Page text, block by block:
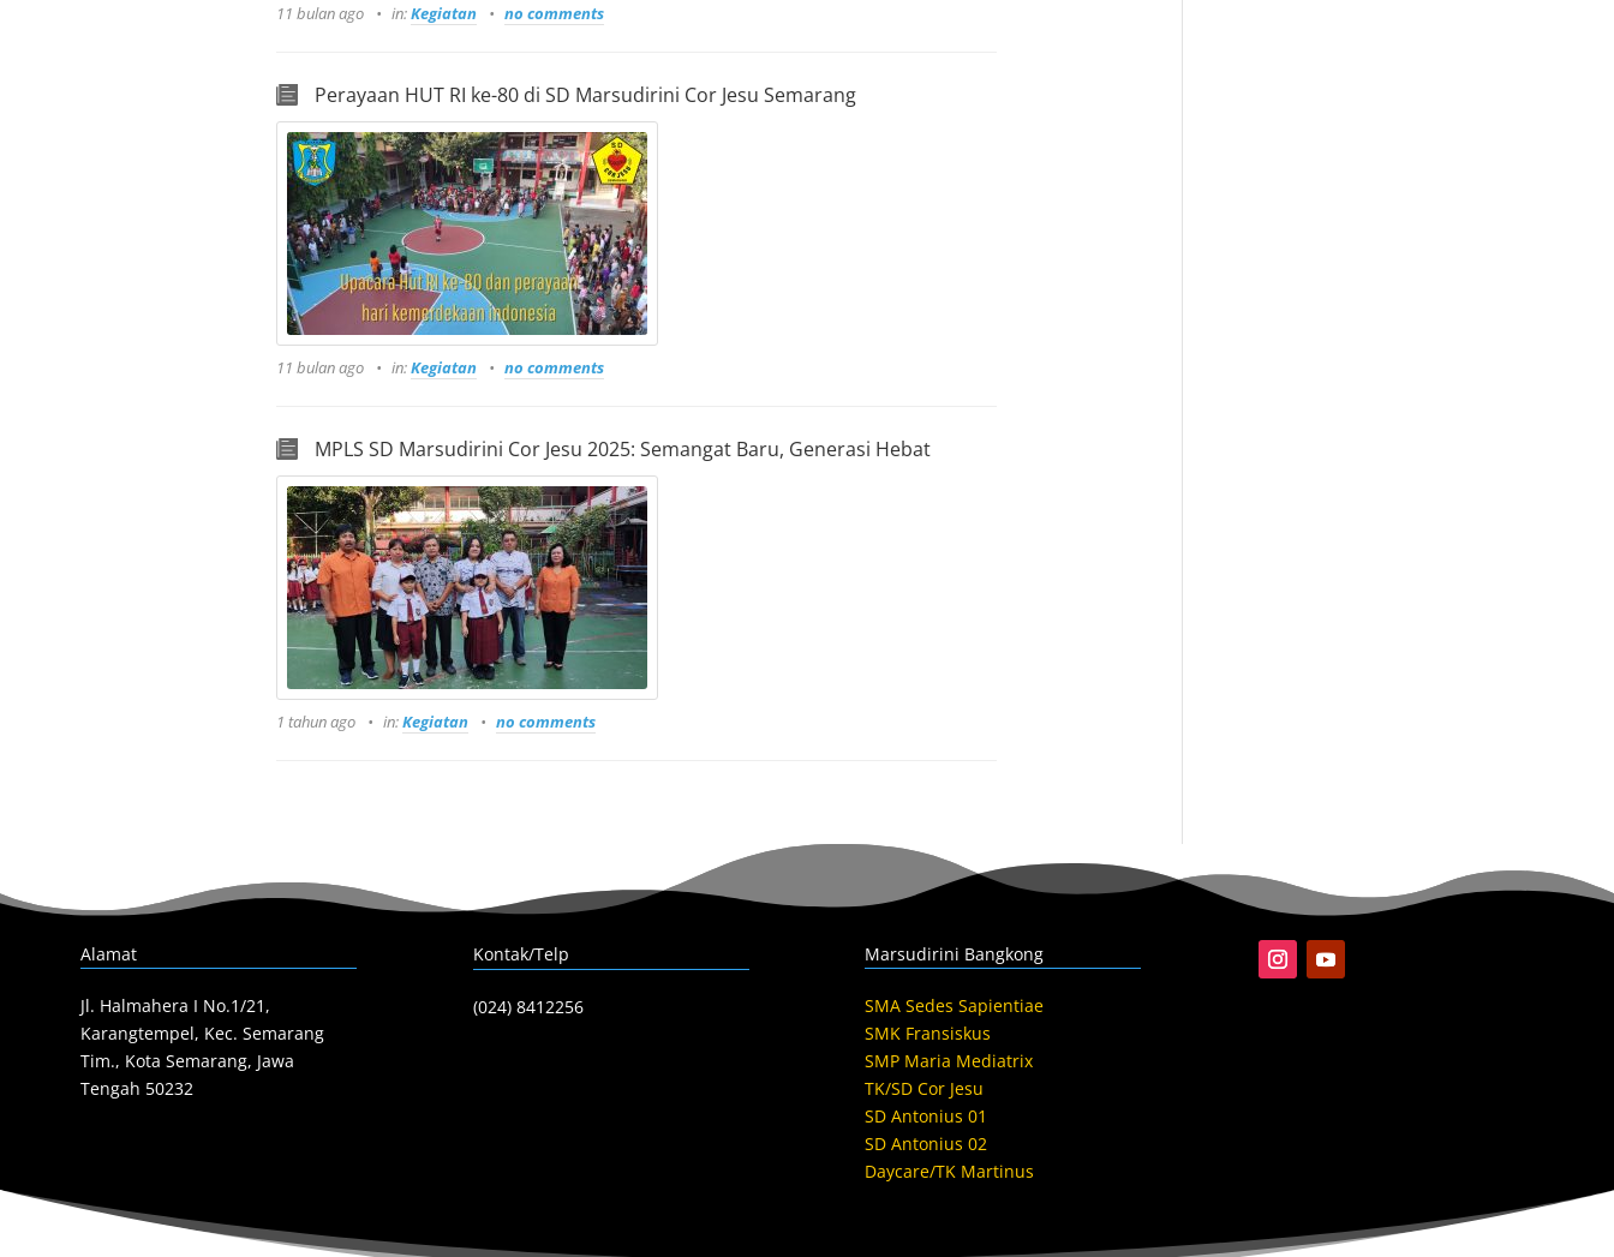
11 bulan ago in:Kegiatan no comments
Perayaan HUT RI ke-80 di SD Marsudirini Cor Jesu Semarang
11 bulan ago in:Kegiatan no comments
MPLS SD Marsudirini Cor Jesu 2025: Semangat Baru, Generasi Hebat
1 tahun ago in:Kegiatan no comments
Alamat
Jl. Halmahera I No.1/21,
Karangtempel, Kec. Semarang
Tim., Kota Semarang, Jawa
Tengah 50232
Kontak/Telp
(024) 8412256
Marsudirini Bangkong
SMA Sedes Sapientiae
SMK Fransiskus
SMP Maria Mediatrix
TK/SD Cor Jesu
SD Antonius 01
SD Antonius 02
Daycare/TK Martinus